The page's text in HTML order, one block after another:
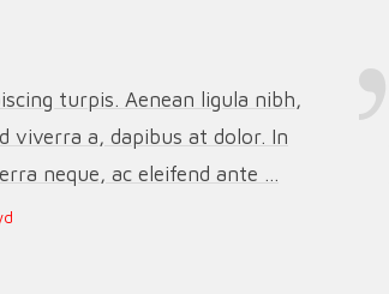
turpis. Aenean ligula nibh,
viverra a, dapibus at dolor. In
neque, ac eleifend ante ...